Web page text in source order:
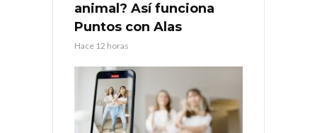
animal? Así funciona
Puntos con Alas
Hace 12 horas